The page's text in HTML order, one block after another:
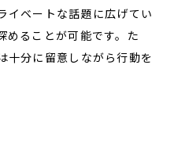
イベートな話題に広げてい
めることが可能です。た
十分に留意しながら行動を